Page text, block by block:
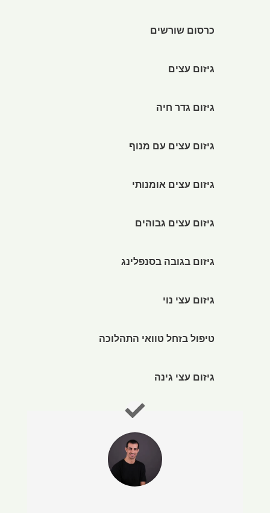
כרסום שורשים
גיזום עצים
גיזום גדר חיה
גיזום עצים עם מנוף
גיזום עצים אומנותי
גיזום עצים גבוהים
גיזום בגובה בסנפלינג
גיזום עצי נוי
טיפול בזחל טוואי התהלוכה
גיזום עצי גינה